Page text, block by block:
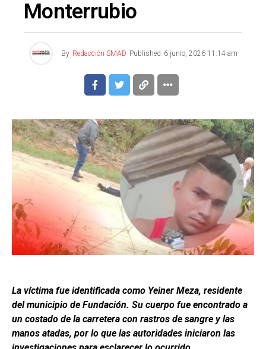
Monterrubio
By Redacción SMAD Published 6 junio, 2026 11:14 am
La víctima fue identificada como Yeiner Meza, residente
del municipio de Fundación. Su cuerpo fue encontrado a
un costado de la carretera con rastros de sangre y las
manos atadas, por lo que las autoridades iniciaron las